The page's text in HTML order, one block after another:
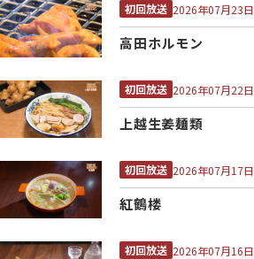
初回放送 2026年07月23日
高田ホルモン
初回放送 2026年07月22日
上越生姜麺類
初回放送 2026年07月17日
紅鶴楼
初回放送 2026年07月16日